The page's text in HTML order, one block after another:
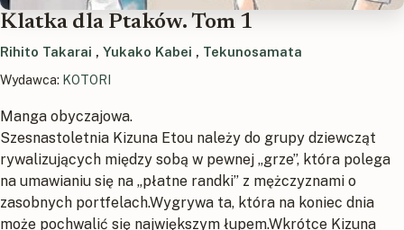
Klatka dla Ptaków. Tom 1
Rihito Takarai , Yukako Kabei , Tekunosamata
Wydawca: KOTORI
Manga obyczajowa.
Szesnastoletnia Kizuna Etou należy do grupy dziewcząt
rywalizujących między sobą w pewnej „grze”, która polega
na umawianiu się na „płatne randki” z mężczyznami o
zasobnych portfelach.Wygrywa ta, która na koniec dnia
może pochwalić się największym łupem.Wkrótce Kizuna